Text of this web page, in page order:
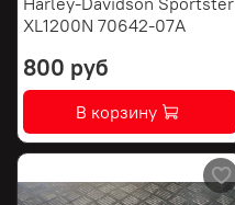
XL1200N 70642-07A
800 руб
В корзину